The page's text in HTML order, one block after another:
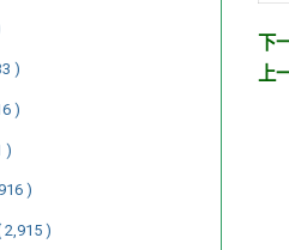
)
)
)
)
2,915 )